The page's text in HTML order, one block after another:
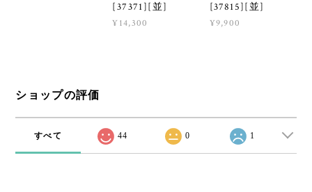
[37371][並]
¥14,300
[37815][並]
¥9,900
ショップの評価
すべて 44 0 1